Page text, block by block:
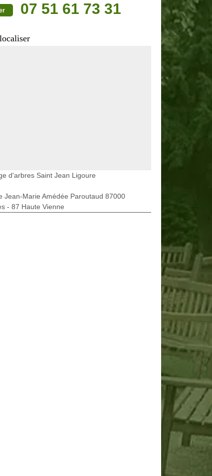
07 51 61 73 31
d'arbres Saint Jean Ligoure
Jean-Marie Amédée Paroutaud 87000
- 87 Haute Vienne